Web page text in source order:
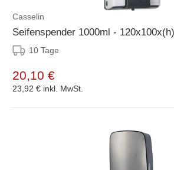
Casselin
Seifenspender 1000ml -
10 Tage
20,10 €
23,92 € inkl. MwSt.